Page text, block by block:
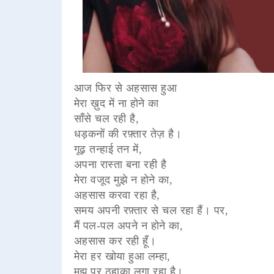
आज फिर से अहसास हुआ
मेरा ख़ुद में ना होने का
साँसे चल रही है,
धड़कनों की रफ़्तार तेज़ है।
गूढ़ तन्हाई तन में,
अपना रास्ता बना रही है
मेरा वजूद मुझे न होने का,
अहसास करवा रहा है,
समय अपनी रफ़्तार से चल रहा हैं। पर,
मैं पल-पल अपने न होने का,
अहसास कर रही हूँ।
मेरा हर खोया हुआ लम्हा,
मुझ पर ठहाका लगा रहा है।